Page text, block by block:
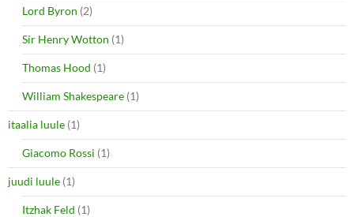
Lord Byron (2)
Sir Henry Wotton (1)
Thomas Hood (1)
William Shakespeare (1)
itaalia luule (1)
Giacomo Rossi (1)
juudi luule (1)
Itzhak Feld (1)